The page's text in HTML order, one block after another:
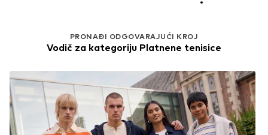
PRONAĐI ODGOVARAJUĆI KROJ
Vodič za kategoriju Platnene tenisice